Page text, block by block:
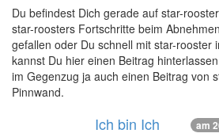
Du befindest Dich gerade auf star-
star-roosters Fortschritte beim
gefallen oder Du schnell mit star-rooster
kannst Du hier einen Beitrag
im Gegenzug ja auch einen Beitrag von
Pinnwand.
Ich bin Ich am